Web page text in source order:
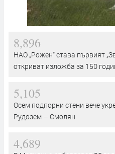
8,896
НАО „Рожен“ става първият
откриват изложба за 150
5,105
Осем подпорни стени вече
Рудозем – Смолян
4,689